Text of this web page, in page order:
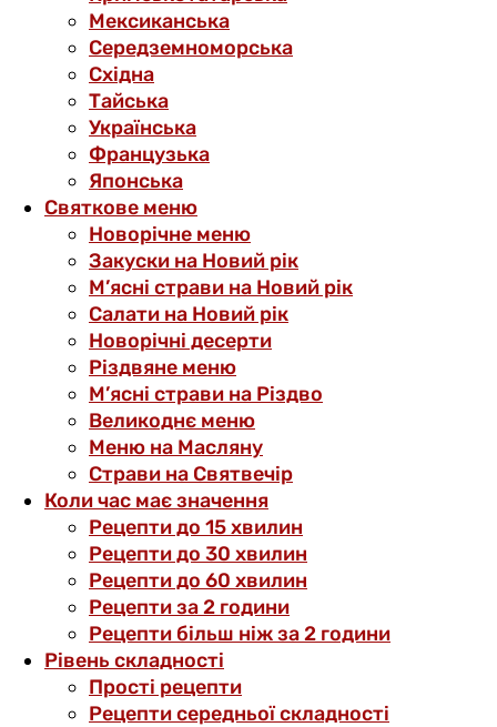
Мексиканська
Середземноморська
Східна
Тайська
Українська
Французька
Японська
Святкове меню
Новорічне меню
Закуски на Новий рік
М’ясні страви на Новий рік
Салати на Новий рік
Новорічні десерти
Різдвяне меню
М’ясні страви на Різдво
Великоднє меню
Меню на Масляну
Страви на Святвечір
Коли час має значення
Рецепти до 15 хвилин
Рецепти до 30 хвилин
Рецепти до 60 хвилин
Рецепти за 2 години
Рецепти більш ніж за 2 години
Рівень складності
Прості рецепти
Рецепти середньої складності